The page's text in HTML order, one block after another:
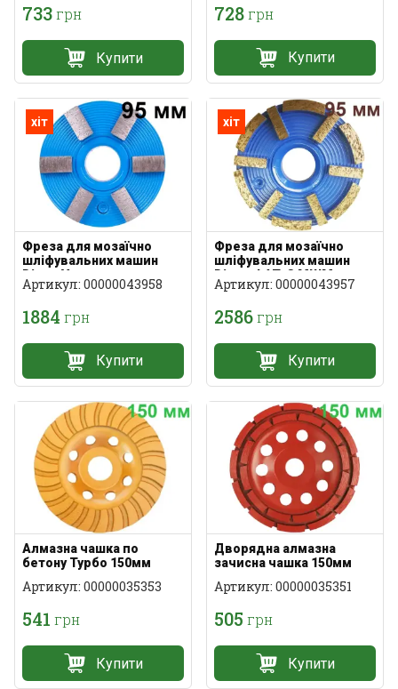
733грн
Купити
728грн
Купити
хіт
Фреза для мозаїчно
шліфувальних машин
Distar Vortex
Артикул: 00000043958
1884 грн
Купити
хіт
Фреза для мозаїчно
шліфувальних машин
Distar ФАТ-С МШМ
Артикул: 00000043957
2586грн
Купити
Алмазна чашка по
бетону Турбо 150мм
Артикул: 00000035353
541 грн
Купити
Дворядна алмазна
зачисна чашка 150мм
Артикул: 00000035351
505 грн
Купити